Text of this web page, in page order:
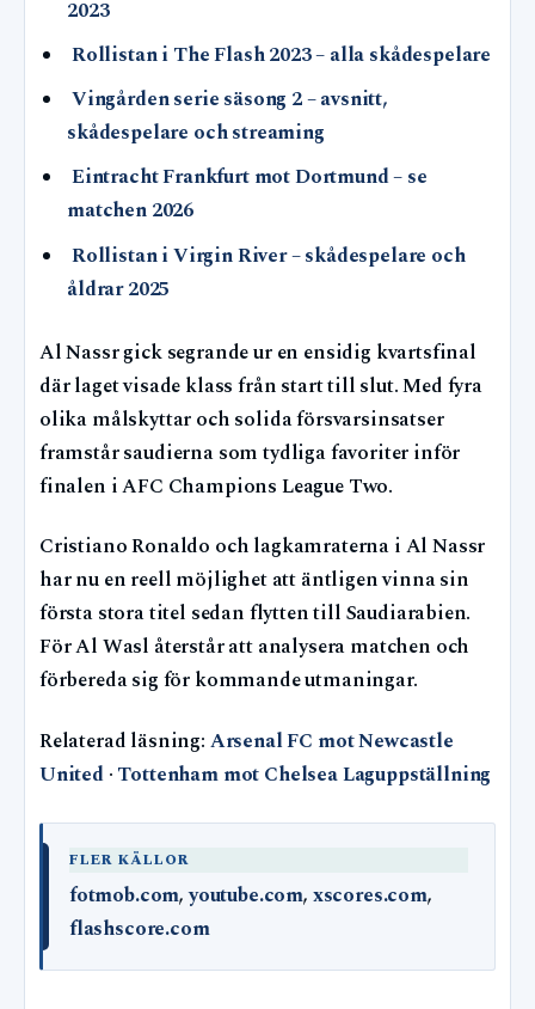
2023
Rollistan i The Flash 2023 – alla skådespelare
Vingården serie säsong 2 – avsnitt,
skådespelare och streaming
Eintracht Frankfurt mot Dortmund – se
matchen 2026
Rollistan i Virgin River – skådespelare och
åldrar 2025
Al Nassr gick segrande ur en ensidig kvartsfinal
där laget visade klass från start till slut. Med fyra
olika målskyttar och solida försvarsinsatser
framstår saudierna som tydliga favoriter inför
finalen i AFC Champions League Two.
Cristiano Ronaldo och lagkamraterna i Al Nassr
har nu en reell möjlighet att äntligen vinna sin
första stora titel sedan flytten till Saudiarabien.
För Al Wasl återstår att analysera matchen och
förbereda sig för kommande utmaningar.
Relaterad läsning: Arsenal FC mot Newcastle
United· Tottenham mot Chelsea Laguppställning
FLER KÄLLOR
fotmob.com,youtube.com, xscores.com,
flashscore.com